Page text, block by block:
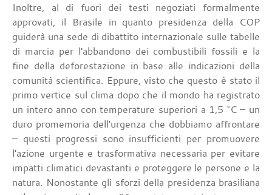
Inoltre, al di fuori dei testi negoziati formalmente
approvati, il Brasile in quanto presidenza della COP
guiderà una sede di dibattito internazionale sulle tabelle
di marcia per l'abbandono dei combustibili fossili e la
fine della deforestazione in base alle indicazioni della
comunità scientifica. Eppure, visto che questo è stato il
primo vertice sul clima dopo che il mondo ha registrato
un intero anno con temperature superiori a 1,5 °C – un
duro promemoria dell'urgenza che dobbiamo affrontare
– questi progressi sono insufficienti per promuovere
l'azione urgente e trasformativa necessaria per evitare
impatti climatici devastanti e proteggere le persone e la
natura. Nonostante gli sforzi della presidenza brasiliana